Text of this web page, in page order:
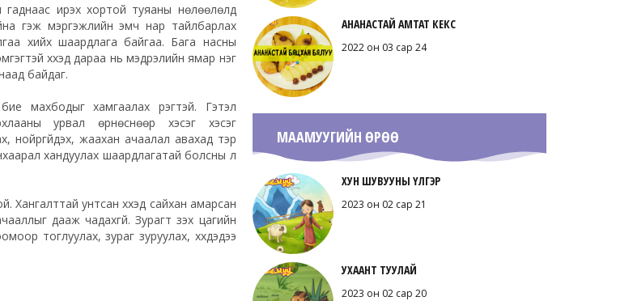
гаднаас ирэх хортой туяаны нөлөөлөлд
гэж мэргэжлийн эмч нар тайлбарлах
хийх шаардлага байгаа. Бага насны
хүүхэд дараа нь мэдрэлийн ямар нэг
байдаг.
махбодыг хамгаалах үүрэгтэй. Гэтэл
урвал өрнөснөөр хэсэг хэсэг
нойргүйдэх, жаахан ачаалал авахад тэр
хандуулах шаардлагатай болсны л
Хангалттай унтсан хүүхэд сайхан амарсан
дааж чадахгүй. Зурагт үзэх цагийн
тоглуулах, зураг зуруулах, хүүхдэдээ
АНАНАСТАЙ АМТАТ КЕКС
2022 он 03 сар 24
МААМУУГИЙН ӨРӨӨ
ХУН ШУВУУНЫ ҮЛГЭР
2023 он 02 сар 21
УХААНТ ТУУЛАЙ
2023 он 02 сар 20